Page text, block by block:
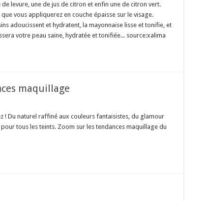
levure, une de jus de citron et enfin une de citron vert.
vous appliquerez en couche épaisse sur le visage.
adoucissent et hydratent, la mayonnaise lisse et tonifie, et
votre peau saine, hydratée et tonifiée... source:xalima
maquillage
! Du naturel raffiné aux couleurs fantaisistes, du glamour
tous les teints. Zoom sur les tendances maquillage du